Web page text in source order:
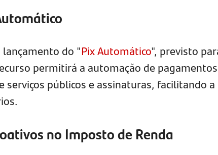
lançamento do "Pix Automático", previsto
permitirá a automação de pagamentos
serviços públicos e assinaturas, facilitando a
no Imposto de Renda